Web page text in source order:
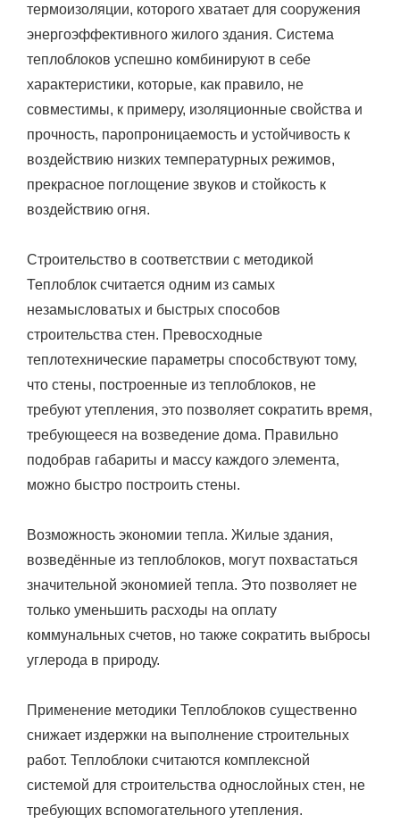
термоизоляции, которого хватает для сооружения
энергоэффективного жилого здания. Система
теплоблоков успешно комбинируют в себе
характеристики, которые, как правило, не
совместимы, к примеру, изоляционные свойства и
прочность, паропроницаемость и устойчивость к
воздействию низких температурных режимов,
прекрасное поглощение звуков и стойкость к
воздействию огня.
Строительство в соответствии с методикой
Теплоблок считается одним из самых
незамысловатых и быстрых способов
строительства стен. Превосходные
теплотехнические параметры способствуют тому,
что стены, построенные из теплоблоков, не
требуют утепления, это позволяет сократить время,
требующееся на возведение дома. Правильно
подобрав габариты и массу каждого элемента,
можно быстро построить стены.
Возможность экономии тепла. Жилые здания,
возведённые из теплоблоков, могут похвастаться
значительной экономией тепла. Это позволяет не
только уменьшить расходы на оплату
коммунальных счетов, но также сократить выбросы
углерода в природу.
Применение методики Теплоблоков существенно
снижает издержки на выполнение строительных
работ. Теплоблоки считаются комплексной
системой для строительства однослойных стен, не
требующих вспомогательного утепления.